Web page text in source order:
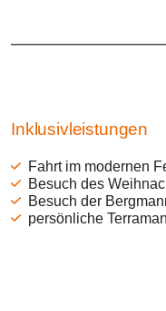
Inklusivleistungen
Fahrt im modernen
Besuch des
Besuch der
persönliche